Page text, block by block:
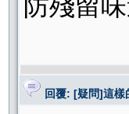
防殘留
回覆: [疑問]這樣